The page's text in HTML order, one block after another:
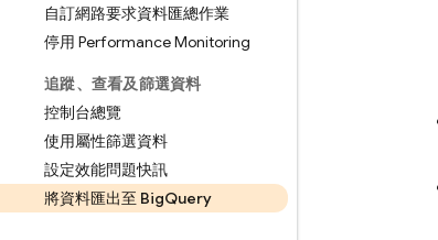
自訂網路要求資料匯總作業
停用 Performance Monitoring
追蹤、查看及篩選資料
控制台總覽
使用屬性篩選資料
設定效能問題快訊
將資料匯出至 BigQuery